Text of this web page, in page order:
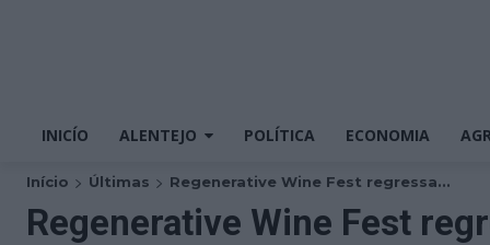
INICÍO ALENTEJO POLÍTICA ECONOMIA
Início Últimas Regenerative Wine Fest regressa...
Regenerative Wine Fest